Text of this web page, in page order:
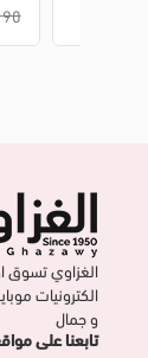
90 جنيه
الغزاوي تسوق
الكترونيات
و جمال
تابعنا على